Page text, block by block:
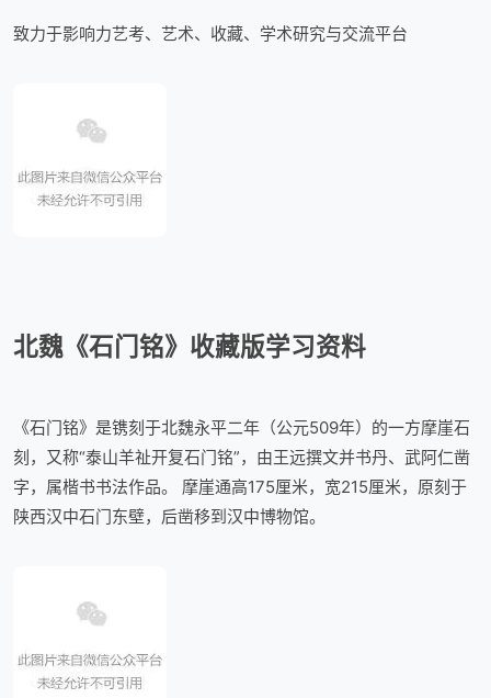
致力于影响力艺考、艺术、收藏、学术研究与交流平台
北魏《石门铭》收藏版学习资料
《石门铭》是镌刻于北魏永平二年（公元509年）的一方摩崖石
刻，又称“泰山羊祉开复石门铭”，由王远撰文并书丹、武阿仁凿
字，属楷书书法作品。 摩崖通高175厘米，宽215厘米，原刻于
陕西汉中石门东壁，后凿移到汉中博物馆。